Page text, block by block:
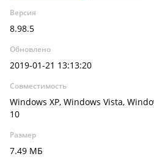
Версия
8.98.5
Обновлено
2019-01-21 13:13:20
Совместимость
Windows XP, Windows Vista,
10
Размер
7.49 МБ